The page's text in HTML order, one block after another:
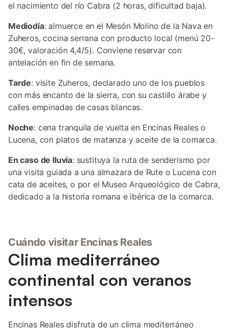
el nacimiento del río Cabra (2 horas, dificultad baja).
Mediodía: almuerce en el Mesón Molino de la Nava en
Zuheros, cocina serrana con producto local (menú 20-
30€, valoración 4,4/5). Conviene reservar con
antelación en fin de semana.
Tarde: visite Zuheros, declarado uno de los pueblos
con más encanto de la sierra, con su castillo árabe y
calles empinadas de casas blancas.
Noche: cena tranquila de vuelta en Encinas Reales o
Lucena, con platos de matanza y aceite de la comarca.
En caso de lluvia: sustituya la ruta de senderismo por
una visita guiada a una almazara de Rute o Lucena con
cata de aceites, o por el Museo Arqueológico de Cabra,
dedicado a la historia romana e ibérica de la comarca.
Cuándo visitar Encinas Reales
Clima mediterráneo
continental con veranos
intensos
Encinas Reales disfruta de un clima mediterráneo